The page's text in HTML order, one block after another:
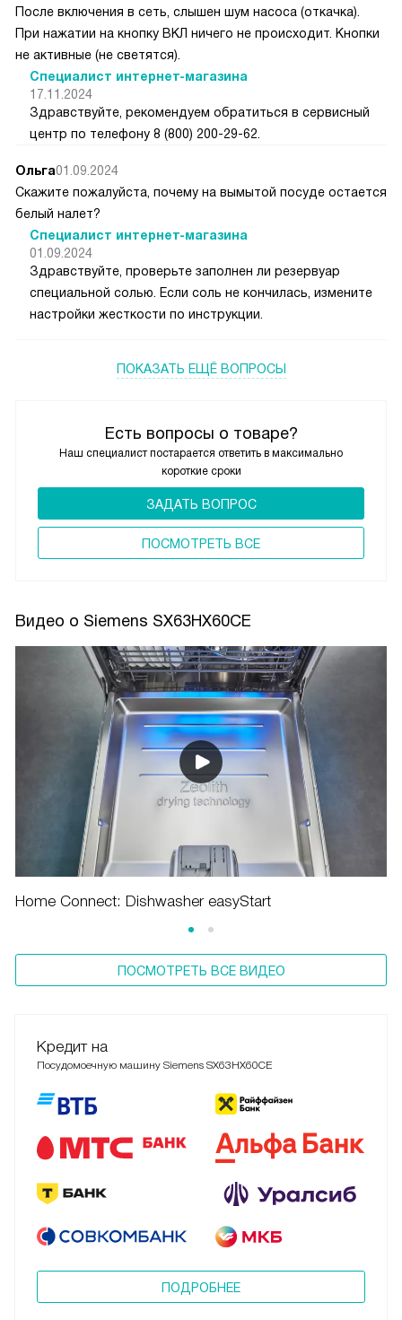
Есть вопросы о товаре?
Наш специалист постарается ответить в максимально
короткие сроки
ЗАДАТЬ ВОПРОС
ПОCМОТРЕТЬ ВСЕ
После включения в сеть, слышен шум насоса (откачка).
При нажатии на кнопку ВКЛ ничего не происходит. Кнопки
не активные (не светятся).
Специалист интернет-магазина
17.11.2024
Здравствуйте, рекомендуем обратиться в сервисный
центр по телефону 8 (800) 200-29-62.
Ольга01.09.2024
Скажите пожалуйста, почему на вымытой посуде остается
белый налет?
Специалист интернет-магазина
01.09.2024
Здравствуйте, проверьте заполнен ли резервуар
специальной солью. Если соль не кончилась, измените
настройки жесткости по инструкции.
ПОКАЗАТЬ ЕЩЁ ВОПРОСЫ
Видео о Siemens SX63HX60CE
Home Connect: Dishwasher easyStart
ПОСМОТРЕТЬ ВСЕ ВИДЕО
Кредит на
Посудомоечную машину Siemens SX63HX60CE
ПОДРОБНЕЕ